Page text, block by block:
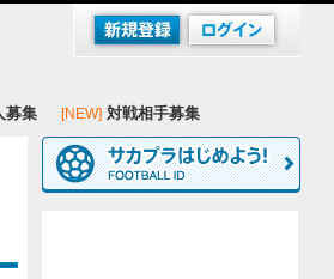
募集 [NEW] 対戦相手募集